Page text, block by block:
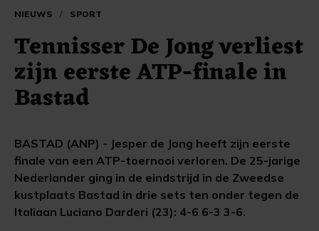
NIEUWS / SPORT
Tennisser De Jong verliest
zijn eerste ATP-finale in
Bastad
BASTAD (ANP) - Jesper de Jong heeft zijn eerste
finale van een ATP-toernooi verloren. De 25-jarige
Nederlander ging in de eindstrijd in de Zweedse
kustplaats Bastad in drie sets ten onder tegen de
Italiaan Luciano Darderi (23): 4-6 6-3 3-6.